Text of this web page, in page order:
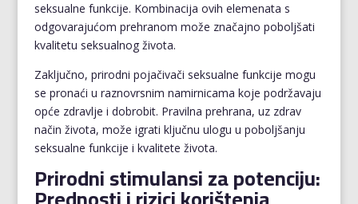
seksualne funkcije. Kombinacija ovih elemenata s
odgovarajućom prehranom može značajno poboljšati
kvalitetu seksualnog života.
Zaključno, prirodni pojačivači seksualne funkcije mogu
se pronaći u raznovrsnim namirnicama koje podržavaju
opće zdravlje i dobrobit. Pravilna prehrana, uz zdrav
način života, može igrati ključnu ulogu u poboljšanju
seksualne funkcije i kvalitete života.
Prirodni stimulansi za potenciju: